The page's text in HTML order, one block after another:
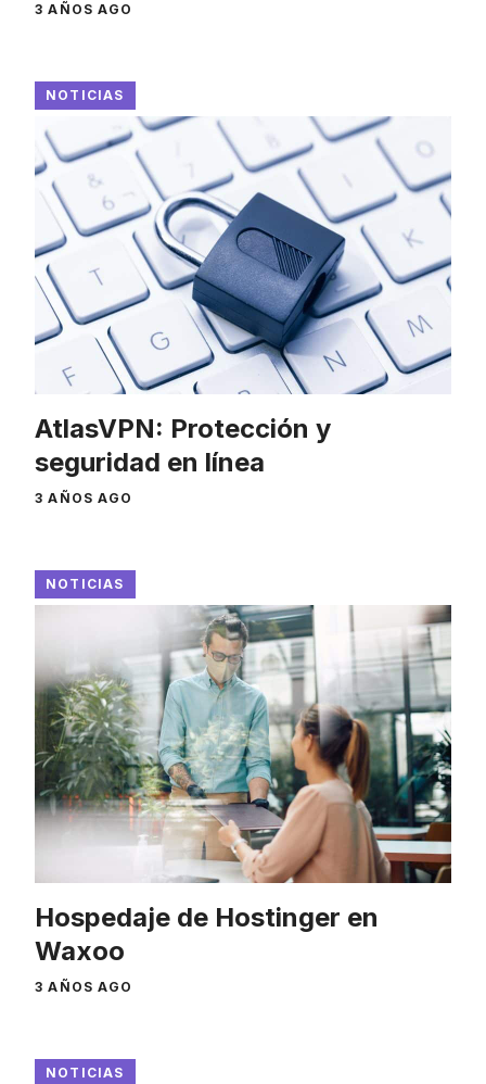
3 AÑOS AGO
NOTICIAS
AtlasVPN: Protección y
seguridad en línea
3 AÑOS AGO
NOTICIAS
Hospedaje de Hostinger en
Waxoo
3 AÑOS AGO
NOTICIAS